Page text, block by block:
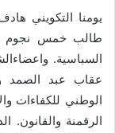
يومنا التكويني
طالب خمس نجوم
السباسية.
عقاب عبد الصمد
الوطني للكفاءات
الرقمنة والقانون.